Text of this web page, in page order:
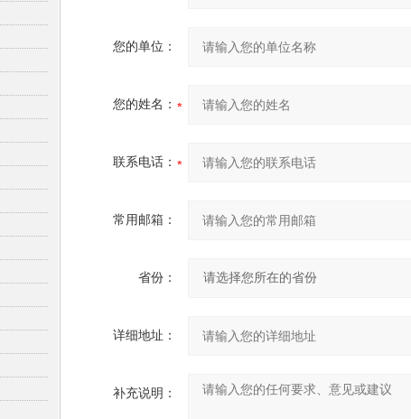
您的单位：
您的姓名：
联系电话：
常用邮箱：
省份：
详细地址：
补充说明：